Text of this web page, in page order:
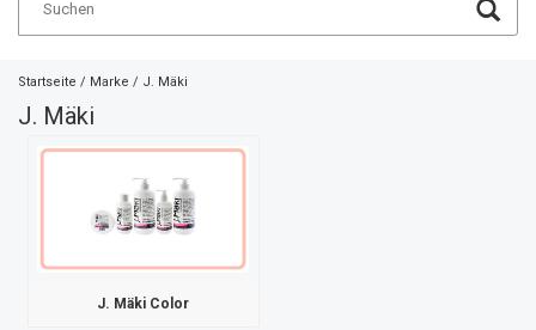
Startseite / Marke / J. Mäki
J. Mäki
J. Mäki Color